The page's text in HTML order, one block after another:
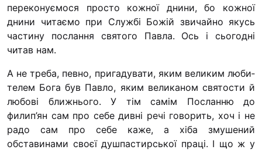
Чемпіонат з
“КОПА”
Ми помолимося
З рук в руки
Підтримати
Юричко
“#Усинови_ТИ”
переконуємося просто кожної днини, бо кожної
днини читаємо при Службі Божій звичайно якусь
частину по­слання святого Павла. Ось і сьогодні
читав нам.
А не треба, певно, пригадувати, яким великим люби­
телем Бога був Павло, яким великаном святости й
любо­ві ближнього. У тім самім Посланню до
филип’ян сам про себе дивні речі говорить, хоч і не
радо сам про себе каже, а хіба змушений
обставинами своєї душпастирської пра­ці. І що ж у